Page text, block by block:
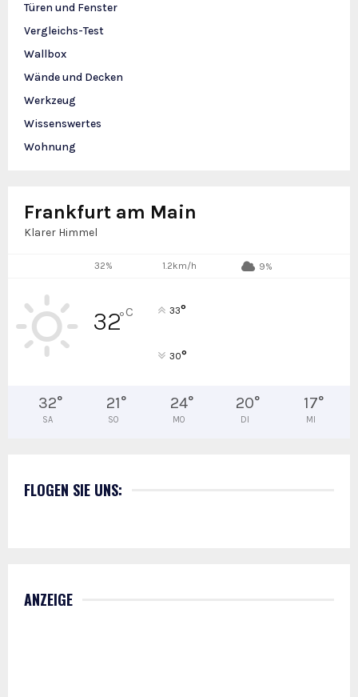
Türen und Fenster
Vergleichs-Test
Wallbox
Wände und Decken
Werkzeug
Wissenswertes
Wohnung
Frankfurt am Main
Klarer Himmel
32% 1.2km/h 9%
32°C 33°
30°
32°
SA
21°
SO
24°
MO
20°
DI
17°
MI
FLOGEN SIE UNS:
ANZEIGE